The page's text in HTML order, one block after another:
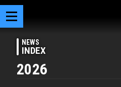
NEWS
INDEX
2026